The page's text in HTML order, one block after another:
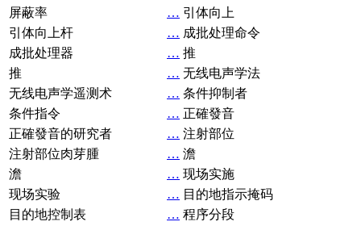
屏蔽率
… 引体向上
引体向上杆
… 成批处理命令
成批处理器
… 推
推
… 无线电声学法
无线电声学遥测术
… 条件抑制者
条件指令
… 正確發音
正確發音的研究者
… 注射部位
注射部位肉芽腫
… 澹
澹
… 现场实施
现场实验
… 目的地指示掩码
目的地控制表
… 程序分段